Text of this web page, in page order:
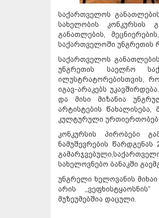
საქართველოს
სახელობის კონკურსის
განათლების,
საქართველოში უნგრეთის
საქართველოს
უნგრეთის საელჩო
ილუსტრატორებისთვის,
იგავ-არაკებს
და მისი მიზანია
არტისტების წახალისება,
კულტურული
კონკურსის პირობები
ნამუშევრების
სახელოვნებო ბანაკში
უნგრელი ხელოვანის
არის
მუზეუმებშია დაცული.